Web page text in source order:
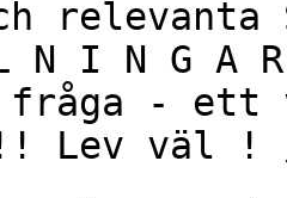
relevanta
N I N G
fråga - ett
Lev väl !